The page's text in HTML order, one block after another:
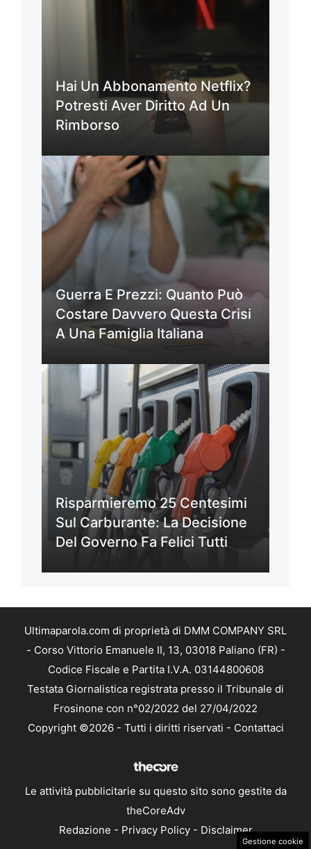
Hai Un Abbonamento Netflix?
Potresti Aver Diritto Ad Un
Rimborso
Guerra E Prezzi: Quanto Può
Costare Davvero Questa Crisi
A Una Famiglia Italiana
Risparmieremo 25 Centesimi
Sul Carburante: La Decisione
Del Governo Fa Felici Tutti
Ultimaparola.com di proprietà di DMM COMPANY SRL
- Corso Vittorio Emanuele II, 13, 03018 Paliano (FR) -
Codice Fiscale e Partita I.V.A. 03144800608
Testata Giornalistica registrata presso il Tribunale di
Frosinone con n°02/2022 del 27/04/2022
Copyright ©2026 - Tutti i diritti riservati - Contattaci
Le attività pubblicitarie su questo sito sono gestite da
theCoreAdv
Redazione - Privacy Policy- Disclaimer
Gestione cookie